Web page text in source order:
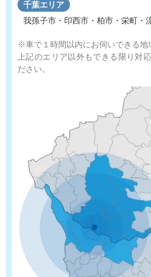
千葉エリア
我孫子市・印西市・柏市・栄町・
※車で１時間以内にお伺いできる地
上記のエリア以外もできる限り対
ださい。